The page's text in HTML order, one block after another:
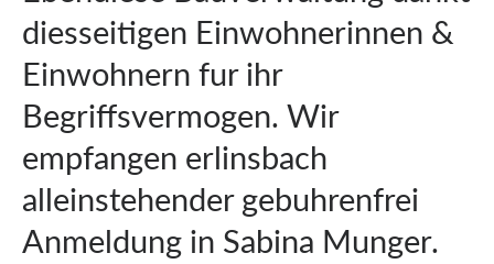
diesseitigen Einwohnerinnen &
Einwohnern fur ihr
Begriffsvermogen. Wir
empfangen erlinsbach
alleinstehender gebuhrenfrei
Anmeldung in Sabina Munger.